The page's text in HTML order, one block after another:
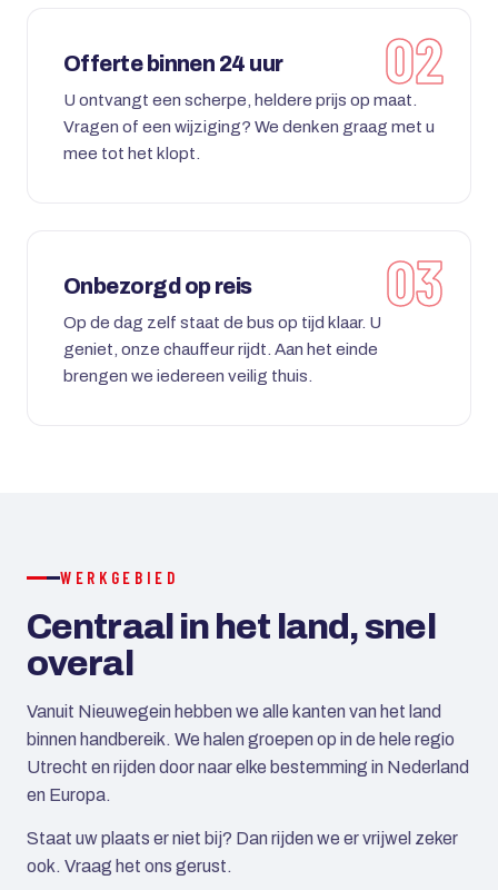
Offerte binnen 24 uur
U ontvangt een scherpe, heldere prijs op maat.
Vragen of een wijziging? We denken graag met u
mee tot het klopt.
Onbezorgd op reis
Op de dag zelf staat de bus op tijd klaar. U
geniet, onze chauffeur rijdt. Aan het einde
brengen we iedereen veilig thuis.
WERKGEBIED
Centraal in het land, snel
overal
Vanuit Nieuwegein hebben we alle kanten van het land
binnen handbereik. We halen groepen op in de hele regio
Utrecht en rijden door naar elke bestemming in Nederland
en Europa.
Staat uw plaats er niet bij? Dan rijden we er vrijwel zeker
ook. Vraag het ons gerust.